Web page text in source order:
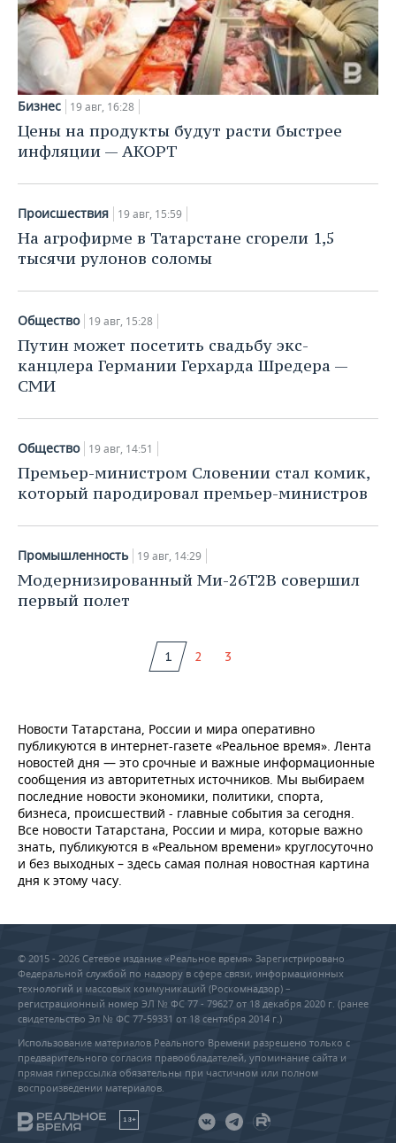
Бизнес 19 авг, 16:28
Цены на продукты будут расти быстрее
инфляции — АКОРТ
Происшествия 19 авг, 15:59
На агрофирме в Татарстане сгорели 1,5
тысячи рулонов соломы
Общество 19 авг, 15:28
Путин может посетить свадьбу экс-
канцлера Германии Герхарда Шредера —
СМИ
Общество 19 авг, 14:51
Премьер-министром Словении стал комик,
который пародировал премьер-министров
Промышленность 19 авг, 14:29
Модернизированный Ми-26Т2В совершил
первый полет
1 2 3
Новости Татарстана, России и мира оперативно
публикуются в интернет-газете «Реальное время». Лента
новостей дня — это срочные и важные информационные
сообщения из авторитетных источников. Мы выбираем
последние новости экономики, политики, спорта,
бизнеса, происшествий - главные события за сегодня.
Все новости Татарстана, России и мира, которые важно
знать, публикуются в «Реальном времени» круглосуточно
и без выходных – здесь самая полная новостная картина
дня к этому часу.
© 2015 - 2026 Сетевое издание «Реальное время» Зарегистрировано
Федеральной службой по надзору в сфере связи, информационных
технологий и массовых коммуникаций (Роскомнадзор) –
регистрационный номер ЭЛ № ФС 77 - 79627 от 18 декабря 2020 г. (ранее
свидетельство Эл № ФС 77-59331 от 18 сентября 2014 г.)
Использование материалов Реального Времени разрешено только с
предварительного согласия правообладателей, упоминание сайта и
прямая гиперссылка обязательны при частичном или полном
воспроизведении материалов.
18+